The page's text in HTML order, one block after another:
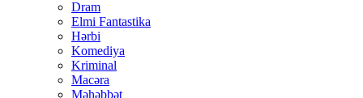
Dram
Elmi Fantastika
Hərbi
Komediya
Kriminal
Macəra
Məhəbbət